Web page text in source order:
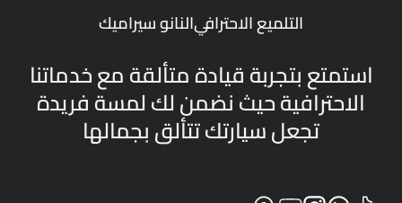
التلميع الاحترافيالنانو سيراميك
استمتع بتجربة قيادة متألقة مع خدماتنا
الاحترافية حيث نضمن لك لمسة فريدة
تجعل سيارتك تتألق بجمالها